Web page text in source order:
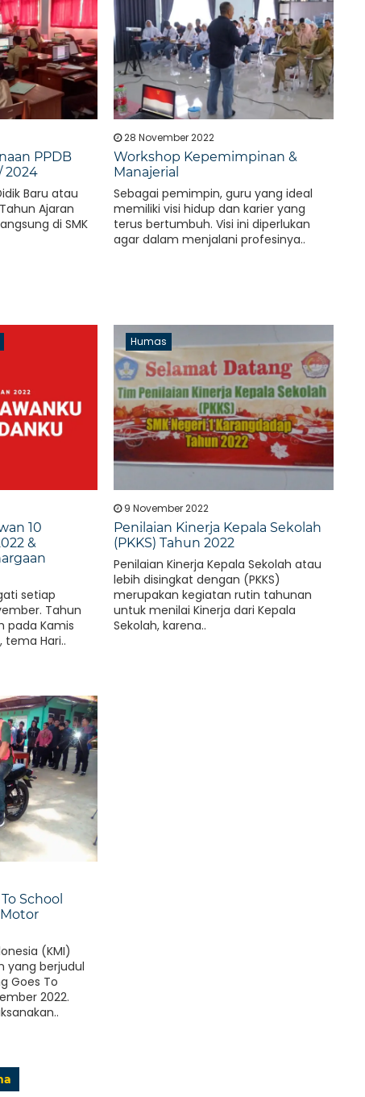
PPDB
2024
Baru atau
Ajaran
di SMK
28 November 2022
Workshop Kepemimpinan &
Manajerial
Sebagai pemimpin, guru yang ideal
memiliki visi hidup dan karier yang
terus bertumbuh. Visi ini diperlukan
agar dalam menjalani profesinya..
10
&
setiap
Tahun
pada Kamis
tema Hari..
Humas
9 November 2022
Penilaian Kinerja Kepala Sekolah
(PKKS) Tahun 2022
Penilaian Kinerja Kepala Sekolah atau
lebih disingkat dengan (PKKS)
merupakan kegiatan rutin tahunan
untuk menilai Kinerja dari Kepala
Sekolah, karena..
School
(KMI)
yang berjudul
Goes To
2022.